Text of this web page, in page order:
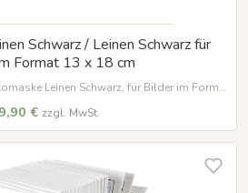
Schwarz / Leinen Schwarz für
Format 13 x 18 cm
Leinen Schwarz, für Bilder im Format
€ zzgl. MwSt.